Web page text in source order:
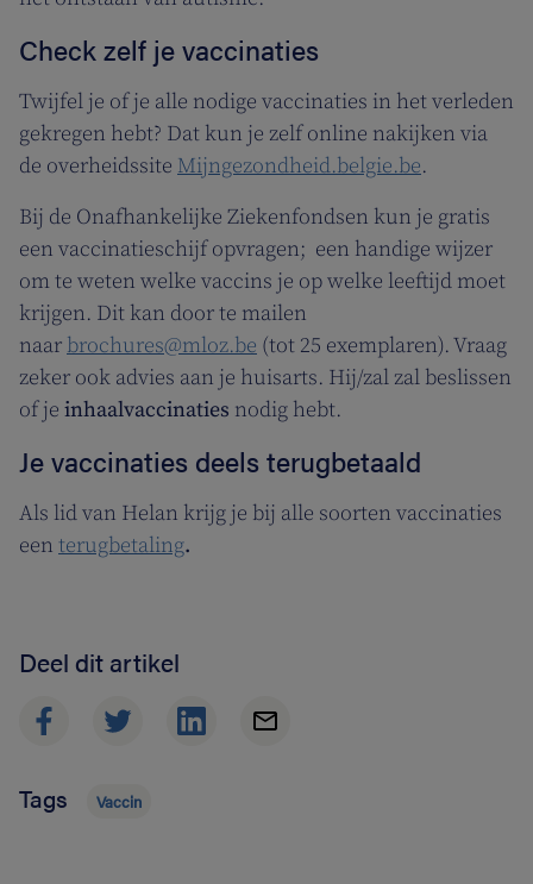
Check zelf je vaccinaties
Twijfel je of je alle nodige vaccinaties in het verleden
gekregen hebt? Dat kun je zelf online nakijken via
de overheidssite Mijngezondheid.belgie.be.
Bij de Onafhankelijke Ziekenfondsen kun je gratis
een vaccinatieschijf opvragen; een handige wijzer
om te weten welke vaccins je op welke leeftijd moet
krijgen. Dit kan door te mailen
naar brochures@mloz.be (tot 25 exemplaren). Vraag
zeker ook advies aan je huisarts. Hij/zal zal beslissen
of je inhaalvaccinaties nodig hebt.
Je vaccinaties deels terugbetaald
Als lid van Helan krijg je bij alle soorten vaccinaties
een terugbetaling.
Deel dit artikel
Tags Vaccin